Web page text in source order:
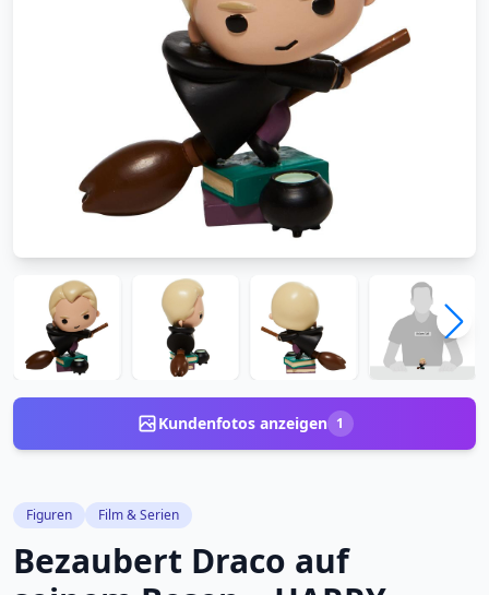
Kundenfotos anzeigen 1
Figuren Film & Serien
Bezaubert Draco auf